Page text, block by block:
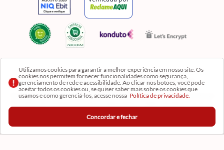
Utilizamos cookies para garantir a melhor experiência em nosso site. Os
cookies nos permitem fornecer funcionalidades como segurança,
gerenciamento de rede e acessibilidade. Ao clicar nos botões, você pode
aceitar todos os cookies ou, se quiser saber mais sobre os cookies que
usamos e como gerenciá-los, acesse nossa Política de privacidade.
Concordar e fechar
Razão Social: Comercial Luzia Meire de Gêneros Alimentícios LTDA | CNPJ:
08.991.182/0001-11
Os preços, produtos e quantidades da Loja Virtual não se aplicam aos da Loja Física. Na Loja